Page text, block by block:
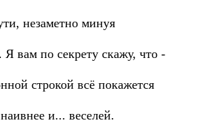
незаметно минуя
вам по секрету скажу, что -
строкой всё покажется
и... веселей.